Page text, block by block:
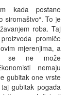
kada postane
siromaštvo“. To je
roba. Taj
promiče
mjerenjima, a
se ne može
nemaju
gubitak one vrste
gubitak pogađa